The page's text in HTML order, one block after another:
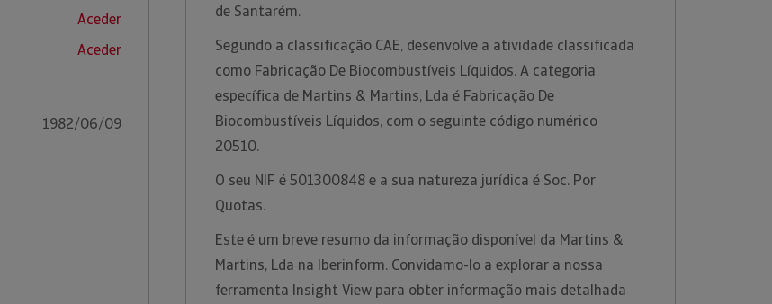
Aceder
Aceder
1982/06/09
de Santarém.
Segundo a classificação CAE, desenvolve a atividade classificada
como Fabricação De Biocombustíveis Líquidos. A categoria
específica de Martins & Martins, Lda é Fabricação De
Biocombustíveis Líquidos, com o seguinte código numérico
20510.
O seu NIF é 501300848 e a sua natureza jurídica é Soc. Por
Quotas.
Este é um breve resumo da informação disponível da Martins &
Martins, Lda na Iberinform. Convidamo-lo a explorar a nossa
ferramenta Insight View para obter informação mais detalhada